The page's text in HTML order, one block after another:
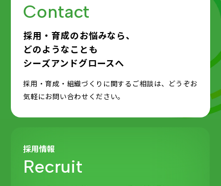
Contact
採用・育成のお悩みなら、
どのようなことも
シーズアンドグロースへ
採用・育成・組織づくりに関するご相談は、どうぞお
気軽にお問い合わせください。
採用情報
Recruit